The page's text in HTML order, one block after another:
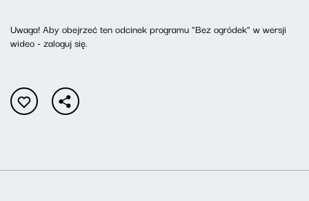
Uwaga! Aby obejrzeć ten odcinek programu "Bez ogródek" w wersji
wideo - zaloguj się.